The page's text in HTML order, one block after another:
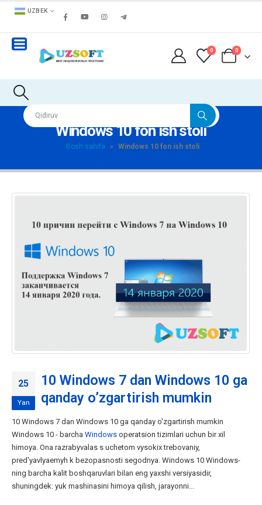
UZBEK
0 0
Windows 10 fon ish stoli
Bosh sahifa » Windows 10 fon ish stoli
25
Yan
10 Windows 7 dan Windows 10 ga
qanday o’zgartirish mumkin
10 Windows 7 dan Windows 10 ga qanday o'zgartirish mumkin
Windows 10 - barcha Windows operatsion tizimlari uchun bir xil
himoya. Ona razrabyvalas s uchetom vysokix trebovaniy,
pred'yavlyaemyh k bezopasnosti segodnya. Windows 10 Windows-
ning barcha kalit boshqaruvlari bilan eng yaxshi versiyasidir,
shuningdek: yuk mashinasini himoya qilish, jarayonni...